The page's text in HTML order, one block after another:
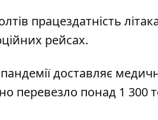
працездатність
рейсах.
доставляє
перевезло понад 1